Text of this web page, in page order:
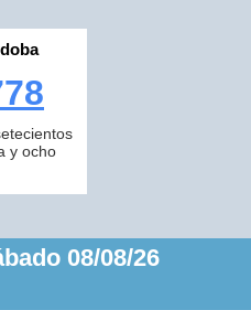
y ocho
08/08/26